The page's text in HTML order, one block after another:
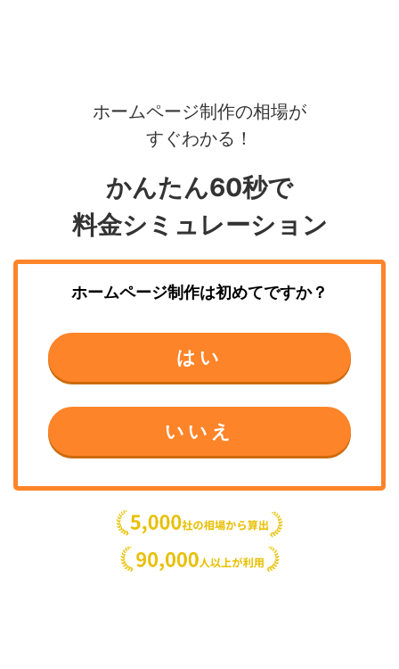
ホームページ制作の相場が
すぐわかる！
かんたん60秒で
料金シミュレーション
ホームページ制作は初めてですか？
はい
いいえ